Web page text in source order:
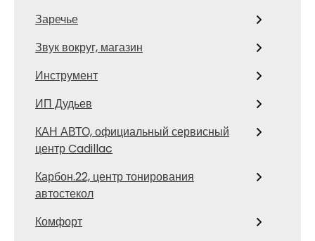
Заречье
Звук вокруг, магазин
Инструмент
ИП Дудьев
КАН АВТО, официальный сервисный
центр Cadillac
Карбон.22, центр тонирования
автостекол
Комфорт